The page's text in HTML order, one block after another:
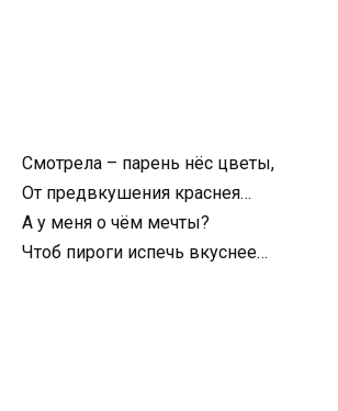
Смотрела – парень нёс цветы,
От предвкушения краснея…
А у меня о чём мечты?
Чтоб пироги испечь вкуснее…